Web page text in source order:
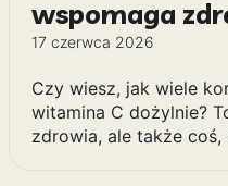
wspomaga
17 czerwca 2026
Czy wiesz, jak wiele
witamina C dożylnie?
zdrowia, ale także coś,